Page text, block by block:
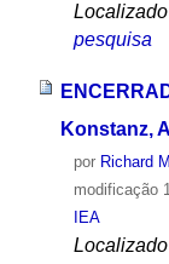
pesquisa
Konstanz,
por Richard
modificação
IEA